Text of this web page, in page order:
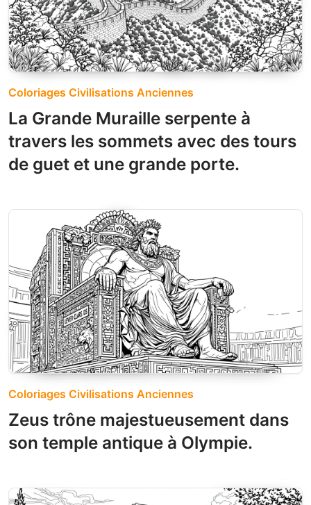
Coloriages Civilisations Anciennes
La Grande Muraille serpente à
travers les sommets avec des tours
de guet et une grande porte.
Coloriages Civilisations Anciennes
Zeus trône majestueusement dans
son temple antique à Olympie.